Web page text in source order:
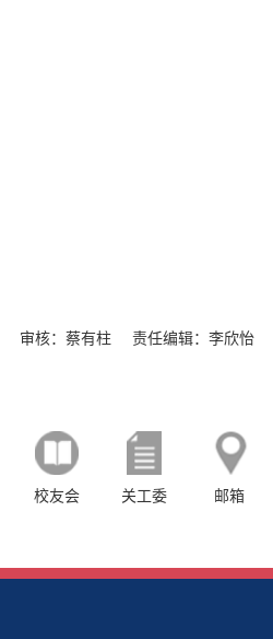
审核：蔡有柱 责任编辑：李欣怡
校友会 关工委 邮箱